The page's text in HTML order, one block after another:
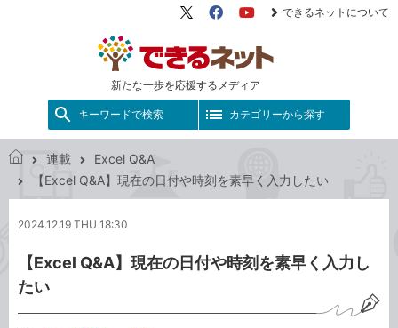
新たな一歩を応援するメディア
X（旧
FacebookYouTube
できるネットについて
キーワードで検索 カテゴリーから探す
ネ
ト
連載
Excel Q&A
【Excel Q&A】現在の日付や時刻を素早く入力したい
2024.12.19 THU 18:30
【Excel Q&A】現在の日付や時刻を素早く入力し
たい